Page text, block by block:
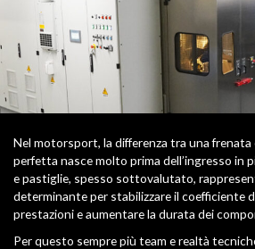
Nel motorsport, la differenza tra una frenata
perfetta nasce molto prima dell’ingresso in
e pastiglie, spesso sottovalutato,
determinante per stabilizzare il coefficiente
prestazioni e aumentare la durata dei
Per questo sempre più team e realtà